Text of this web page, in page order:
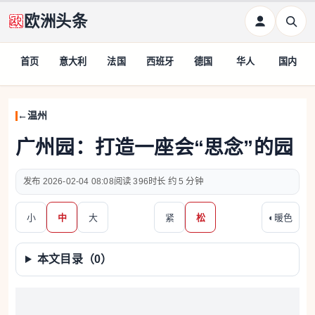
欧洲头条
首页 意大利 法国 西班牙 德国 华人 国内
温州
广州园：打造一座会“思念”的园
2026-02-04 08:08 396 约 5 分钟
小 中 大 紧 松 ◐ 暖色
本文目录（0）